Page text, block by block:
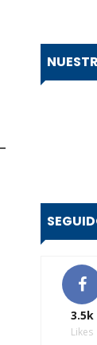
3.5k
Likes